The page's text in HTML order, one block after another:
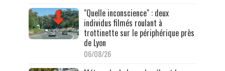
"Quelle inconscience" : deux
individus filmés roulant à
trottinette sur le périphérique près
de Lyon
06/08/26